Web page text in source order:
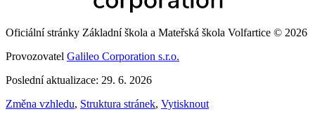
Oficiální stránky Základní škola a Mateřská škola Volfartice © 2026
Provozovatel Galileo Corporation s.r.o.
Poslední aktualizace: 29. 6. 2026
Změna vzhledu, Struktura stránek, Vytisknout